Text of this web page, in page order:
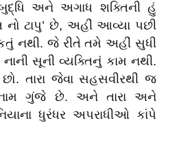
બુદ્ધિ અને અગાધ શક્તિની હું
ટાપુ’ છે, અહીં આવ્યા પછી
નથી. જે રીતે તમે અહીં સુધી
સૂની વ્યક્તિનું કામ નથી.
તારા જેવા સહસવીરથી જ
નામ ગુંજે છે. અને તારા અને
ધુરંધર અપરાધીઓ કાંપે